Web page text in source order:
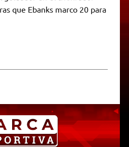
n
que Ebanks marco 20 para